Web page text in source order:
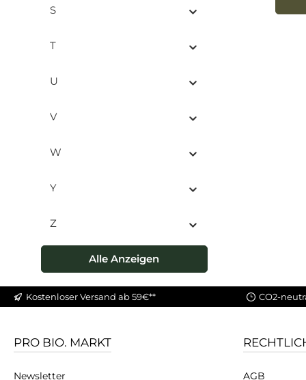
S
T
U
V
W
Y
Z
Alle Anzeigen
Kostenloser Versand ab 59€** CO2-
PRO BIO. MARKT
Newsletter
AGB